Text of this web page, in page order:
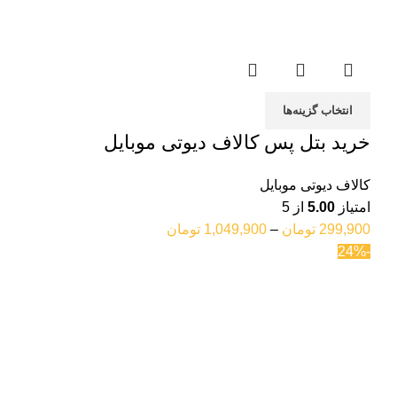
انتخاب گزینه‌ها
خرید بتل پس کالاف دیوتی موبایل
کالاف دیوتی موبایل
امتیاز 5.00 از 5
299,900 تومان –
1,049,900 تومان
-24%